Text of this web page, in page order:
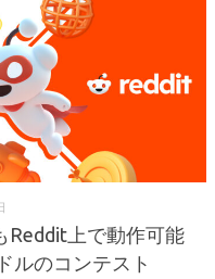
Reddit上で動作可能
ルのコンテスト